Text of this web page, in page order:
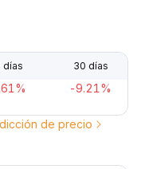
días 30 días
-9.21%
de precio